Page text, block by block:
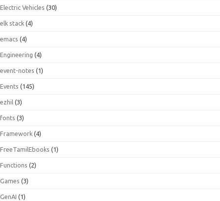
Electric Vehicles (30)
elk stack (4)
emacs (4)
Engineering (4)
event-notes (1)
Events (145)
ezhil (3)
fonts (3)
Framework (4)
FreeTamilEbooks (1)
Functions (2)
Games (3)
GenAI (1)